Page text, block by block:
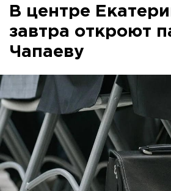
В центре
завтра откроют
Чапаеву